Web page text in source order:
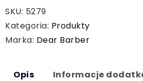
SKU: 5279
Kategoria: Produkty
Marka: Dear Barber
Opis Informacje